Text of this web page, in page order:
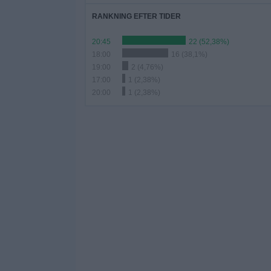
RANKNING EFTER TIDER
20:45
22 (52,38%)
18:00
16 (38,1%)
19:00
2 (4,76%)
17:00
1 (2,38%)
20:00
1 (2,38%)